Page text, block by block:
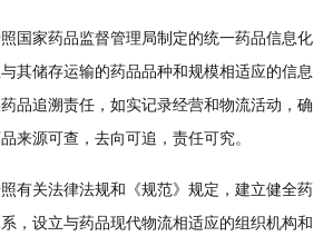
家药品监督管理局制定的统一药品信息化
其储存运输的药品品种和规模相适应的信息
品追溯责任，如实记录经营和物流活动，确
来源可查，去向可追，责任可究。
关法律法规和《规范》规定，建立健全药
，设立与药品现代物流相适应的组织机构和